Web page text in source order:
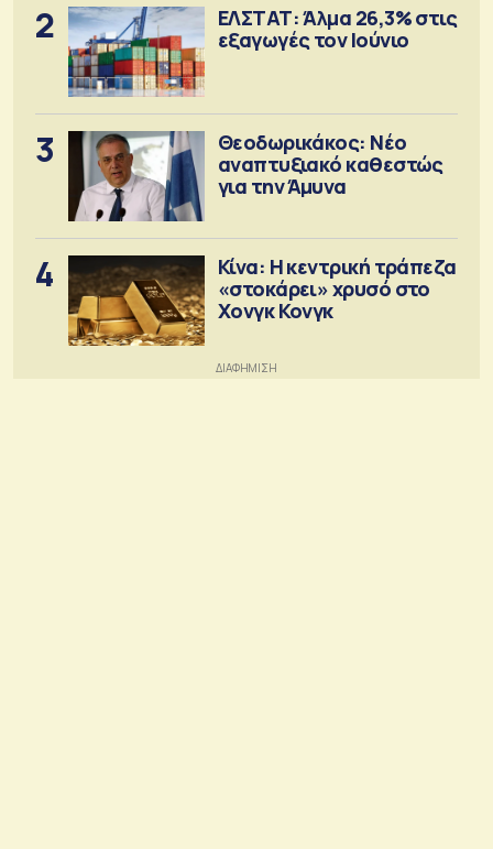
2
ΕΛΣΤΑΤ: Άλμα 26,3% στις
εξαγωγές τον Ιούνιο
3
Θεοδωρικάκος: Νέο
αναπτυξιακό καθεστώς
για την Άμυνα
4
Κίνα: Η κεντρική τράπεζα
«στοκάρει» χρυσό στο
Χονγκ Κονγκ